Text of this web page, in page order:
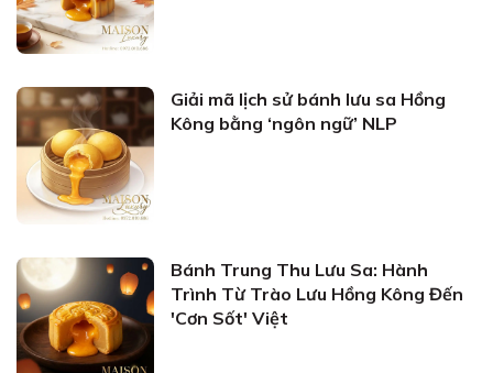
Giải mã lịch sử bánh lưu sa Hồng
Kông bằng ‘ngôn ngữ’ NLP
Bánh Trung Thu Lưu Sa: Hành
Trình Từ Trào Lưu Hồng Kông Đến
'Cơn Sốt' Việt